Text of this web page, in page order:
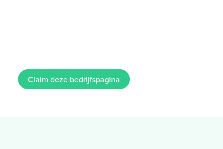
Claim deze bedrijfspagina